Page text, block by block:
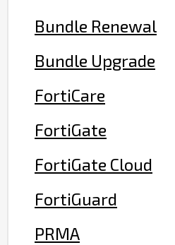
Bundle Renewal
Bundle Upgrade
FortiCare
FortiGate
FortiGate Cloud
FortiGuard
PRMA